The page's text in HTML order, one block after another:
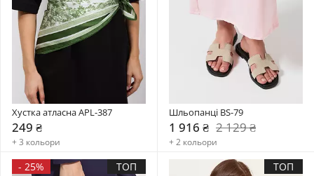
Хустка атласна APL-387
249 ₴
+ 3 кольори
Шльопанці BS-79
1 916 ₴ 2 129 ₴
+ 2 кольори
- 25% ТОП ТОП